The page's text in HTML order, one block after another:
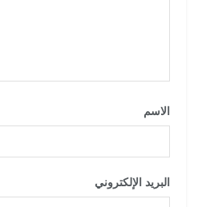
الاسم
البريد الإلكتروني